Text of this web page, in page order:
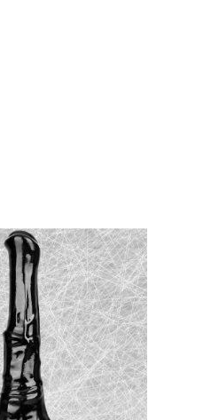
dầu bôi trơn hậu